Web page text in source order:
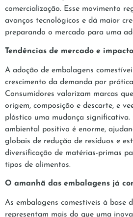
comercialização. Esse movimento
avanços tecnológicos e dá maior
preparando o mercado para uma
Tendências de mercado e
A adoção de embalagens
crescimento da demanda por
Consumidores valorizam marcas
origem, composição e descarte, e
plástico uma mudança
ambiental positivo é enorme,
globais de redução de resíduos e
diversificação de matérias-primas
tipos de alimentos.
O amanhã das embalagens já
As embalagens comestíveis à base
representam mais do que uma